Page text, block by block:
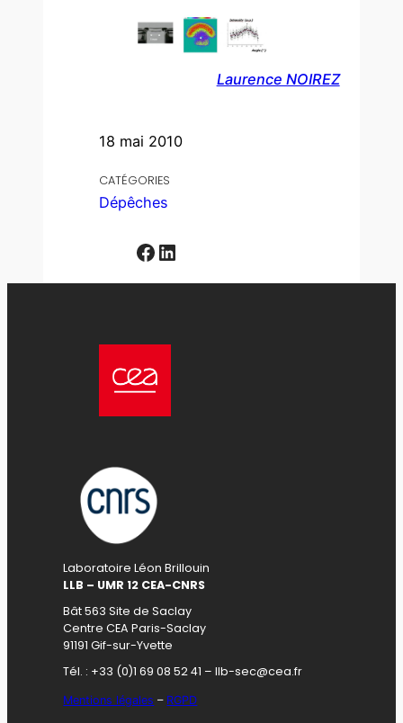
18 mai 2010
CATÉGORIES
Dépêches
Facebook LinkedIn
Laurence NOIREZ
Laboratoire Léon Brillouin
LLB – UMR 12 CEA-CNRS
Bât 563 Site de Saclay
Centre CEA Paris-Saclay
91191 Gif-sur-Yvette
Tél. : +33 (0)1 69 08 52 41 – llb-sec@cea.fr
Mentions légales – RGPD